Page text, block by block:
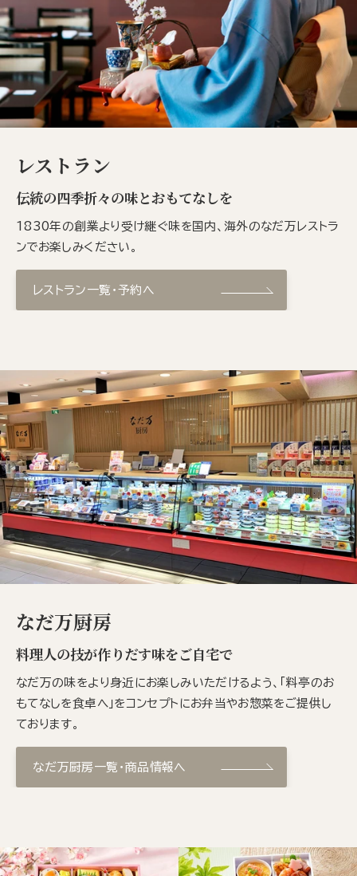
レストラン
伝統の四季折々の味とおもてなしを
1830年の創業より受け継ぐ味を国内、海外のなだ万レストラ
ンでお楽しみください。
レストラン一覧・予約へ
なだ万厨房
料理人の技が作りだす味をご自宅で
なだ万の味をより身近にお楽しみいただけるよう、「料亭のお
もてなしを食卓へ」をコンセプトにお弁当やお惣菜をご提供し
ております。
なだ万厨房一覧・商品情報へ